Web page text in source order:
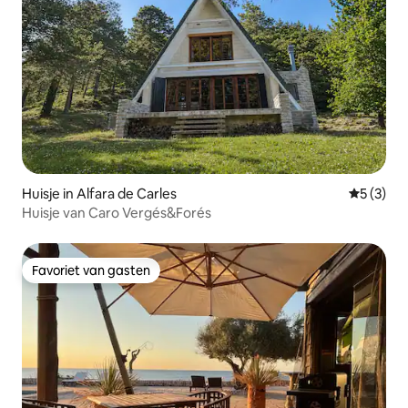
Huisje in Alfara de Carles
5 (3)
Huisje van Caro Vergés&Forés
Favoriet van gasten
Favoriet van gasten